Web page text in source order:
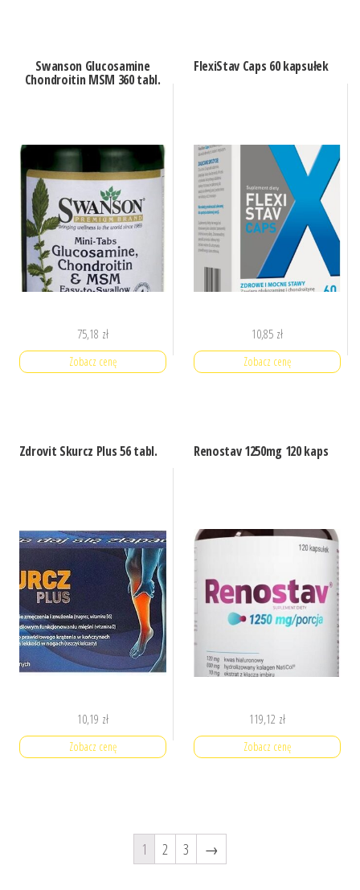
Swanson Glucosamine
Chondroitin MSM 360 tabl.
75,18 zł
Zobacz cenę
FlexiStav Caps 60 kapsułek
10,85 zł
Zobacz cenę
Zdrovit Skurcz Plus 56 tabl.
10,19 zł
Zobacz cenę
Renostav 1250mg 120 kaps
119,12 zł
Zobacz cenę
1 2 3 →